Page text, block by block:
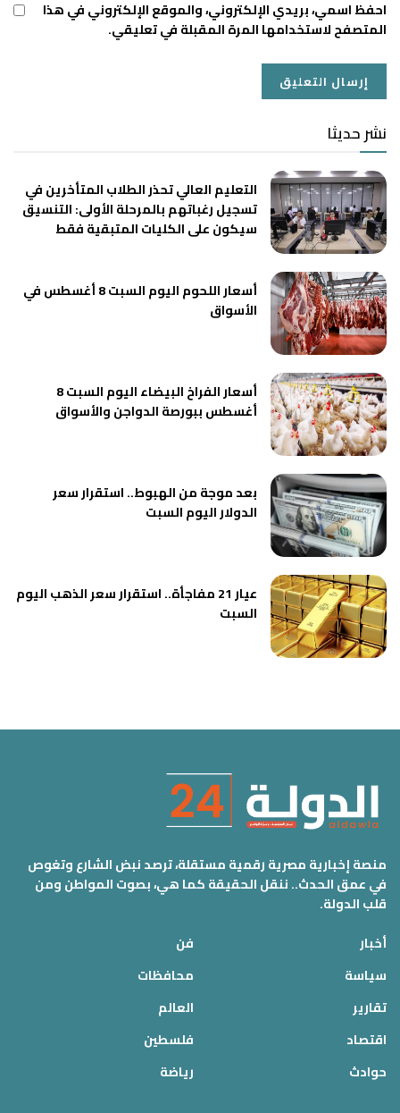
احفظ اسمي، بريدي الإلكتروني، والموقع الإلكتروني في هذا
المتصفح لاستخدامها المرة المقبلة في تعليقي.
نشر حديثا
التعليم العالي تحذر الطلاب المتأخرين في
تسجيل رغباتهم بالمرحلة الأولى: التنسيق
سيكون على الكليات المتبقية فقط
أسعار اللحوم اليوم السبت 8 أغسطس في
الأسواق
أسعار الفراخ البيضاء اليوم السبت 8
أغسطس ببورصة الدواجن والأسواق
بعد موجة من الهبوط.. استقرار سعر
الدولار اليوم السبت
عيار 21 مفاجأة.. استقرار سعر الذهب اليوم
السبت
منصة إخبارية مصرية رقمية مستقلة، ترصد نبض الشارع وتغوص
في عمق الحدث.. ننقل الحقيقة كما هي، بصوت المواطن ومن
قلب الدولة.
أخبار
سياسة
تقارير
اقتصاد
حوادث
فن
محافظات
العالم
فلسطين
رياضة